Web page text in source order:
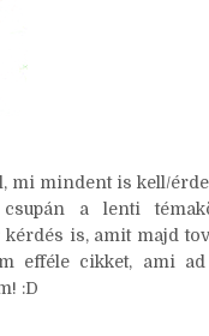
mi mindent is kell/
a lenti
is, amit majd
efféle cikket, ami
:D